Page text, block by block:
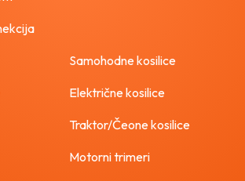
Samohodne kosilice
Električne kosilice
Traktor/Čeone kosilice
Motorni trimeri